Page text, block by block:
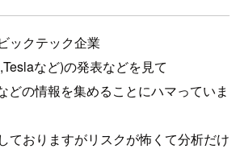
ックテック企業
など)の発表などを見て
どの情報を集めることにハマっていま
ておりますがリスクが怖くて分析だけ